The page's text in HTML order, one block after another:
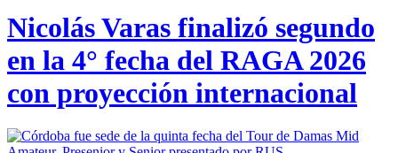
Nicolás Varas finalizó segundo
en la 4° fecha del RAGA 2026
con proyección internacional